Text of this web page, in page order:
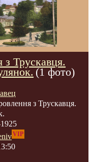
з Трускавця.
(1 фото)
з Трускавця.
VIP